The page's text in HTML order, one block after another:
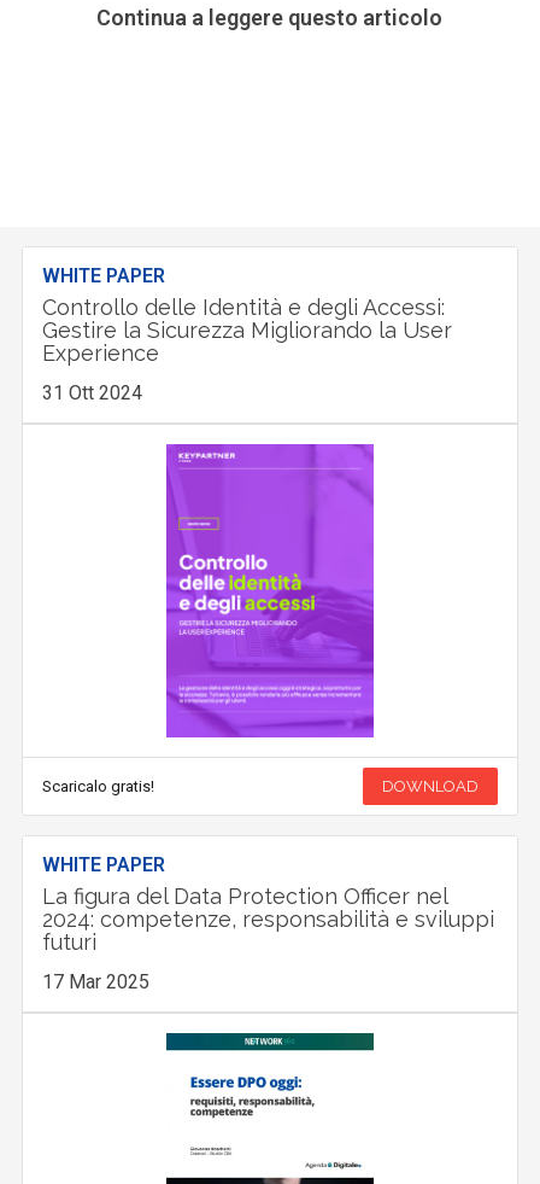
Continua a leggere questo articolo
WHITE PAPER
Controllo delle Identità e degli Accessi:
Gestire la Sicurezza Migliorando la User
Experience
31 Ott 2024
Scaricalo gratis! DOWNLOAD
WHITE PAPER
La figura del Data Protection Officer nel
2024: competenze, responsabilità e sviluppi
futuri
17 Mar 2025